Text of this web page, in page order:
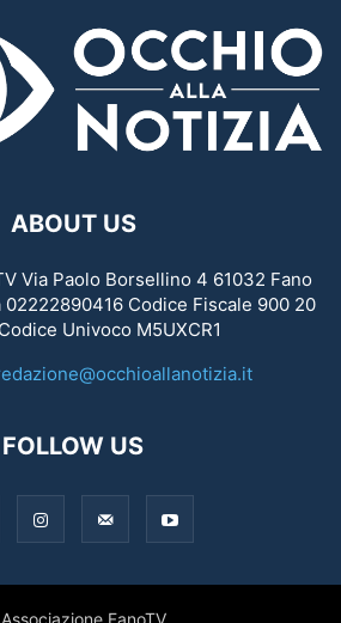
ABOUT US
Via Paolo Borsellino 4 61032 Fano
02222890416 Codice Fiscale 900 20
Univoco M5UXCR1
FOLLOW US